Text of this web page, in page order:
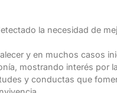
la necesidad de
y en muchos casos
mostrando interés por
y conductas que